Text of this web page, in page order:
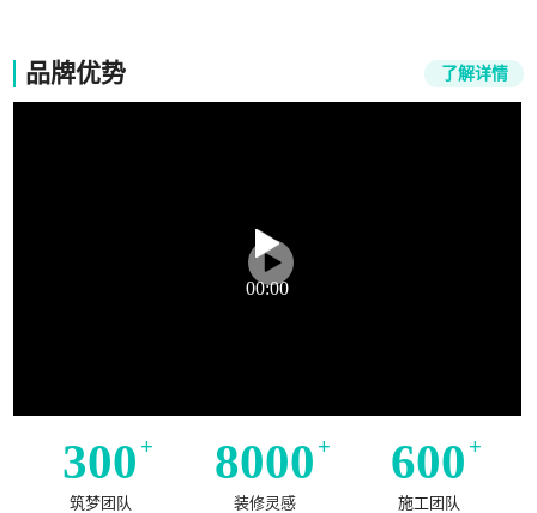
品牌优势 了解详情
00:00
300 +
筑梦团队
8000 +
装修灵感
600 +
施工团队